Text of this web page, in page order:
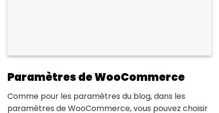
Paramètres de WooCommerce
Comme pour les paramètres du blog, dans les
paramètres de WooCommerce, vous pouvez choisir